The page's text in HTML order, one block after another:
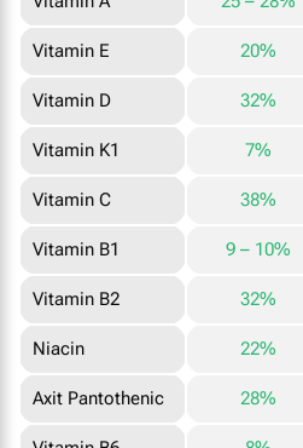
Vitamin E 20%
Vitamin D 32%
Vitamin K1 7%
Vitamin C 38%
Vitamin B1 9 – 10%
Vitamin B2 32%
Niacin 22%
Axit Pantothenic 28%